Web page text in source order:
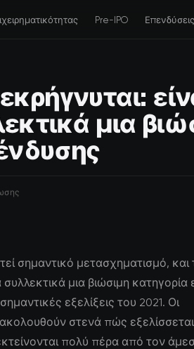
Pre-IPO Επενδύσεις
μια
σημαντικό μετασχηματισμό,
μια βιώσιμη
εξελίξεις του 2021. Οι
στενά πώς
πολύ πέρα από τον